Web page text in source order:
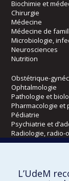
Biochimie et
Chirurgie
Médecine
Médecine de
Microbiologie,
Neurosciences
Nutrition
Obstétrique-
Ophtalmologie
Pathologie et
Pharmacologie et
Pédiatrie
Psychiatrie et
Radiologie, radio-
Écoles
L’UdeM